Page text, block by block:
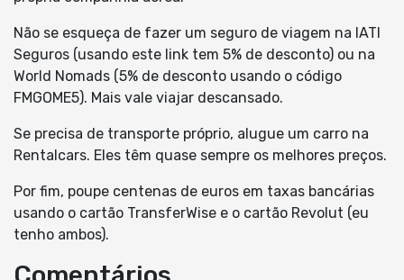
Não se esqueça de fazer um seguro de viagem na IATI
Seguros (usando este link tem 5% de desconto) ou na
World Nomads (5% de desconto usando o código
FMGOME5). Mais vale viajar descansado.
Se precisa de transporte próprio, alugue um carro na
Rentalcars. Eles têm quase sempre os melhores preços.
Por fim, poupe centenas de euros em taxas bancárias
usando o cartão TransferWise e o cartão Revolut (eu
tenho ambos).